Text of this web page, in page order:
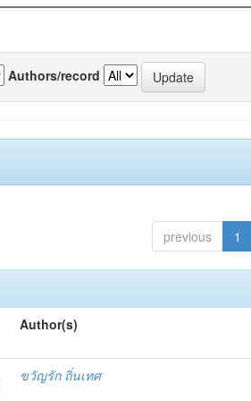
Authors/record
previous 1
Author(s)
ขวัญรัก ถิ่นเทศ